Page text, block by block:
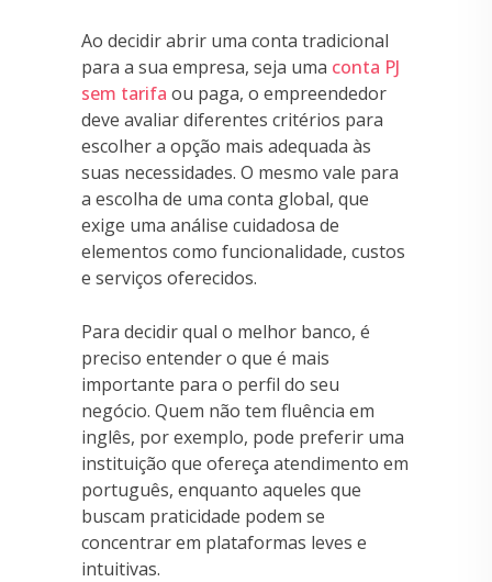
Ao decidir abrir uma conta tradicional
para a sua empresa, seja uma conta PJ
sem tarifa ou paga, o empreendedor
deve avaliar diferentes critérios para
escolher a opção mais adequada às
suas necessidades. O mesmo vale para
a escolha de uma conta global, que
exige uma análise cuidadosa de
elementos como funcionalidade, custos
e serviços oferecidos.
Para decidir qual o melhor banco, é
preciso entender o que é mais
importante para o perfil do seu
negócio. Quem não tem fluência em
inglês, por exemplo, pode preferir uma
instituição que ofereça atendimento em
português, enquanto aqueles que
buscam praticidade podem se
concentrar em plataformas leves e
intuitivas.